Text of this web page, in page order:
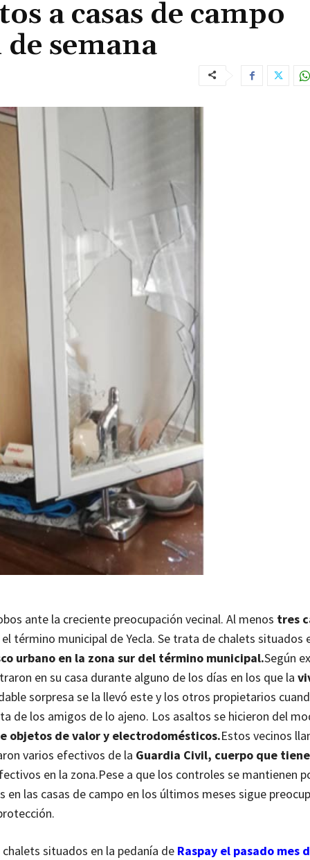
a casas de campo
semana
ante la creciente preocupación vecinal. Al menos tres
término municipal de Yecla. Se trata de chalets situados
urbano en la zona sur del término municipal.Según
en su casa durante alguno de los días en los que la
sorpresa se la llevó este y los otros propietarios
de los amigos de lo ajeno. Los asaltos se hicieron del
objetos de valor y electrodomésticos.Estos vecinos
varios efectivos de la Guardia Civil, cuerpo que
en la zona.Pese a que los controles se mantienen
las casas de campo en los últimos meses sigue
situados en la pedanía de Raspay el pasado mes